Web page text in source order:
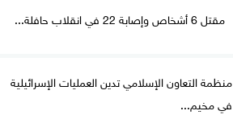
مقتل 6 أشخاص وإصابة 22 في انقلاب حافلة...
منظمة التعاون الإسلامي تدين العمليات الإسرائيلية
في مخيم...